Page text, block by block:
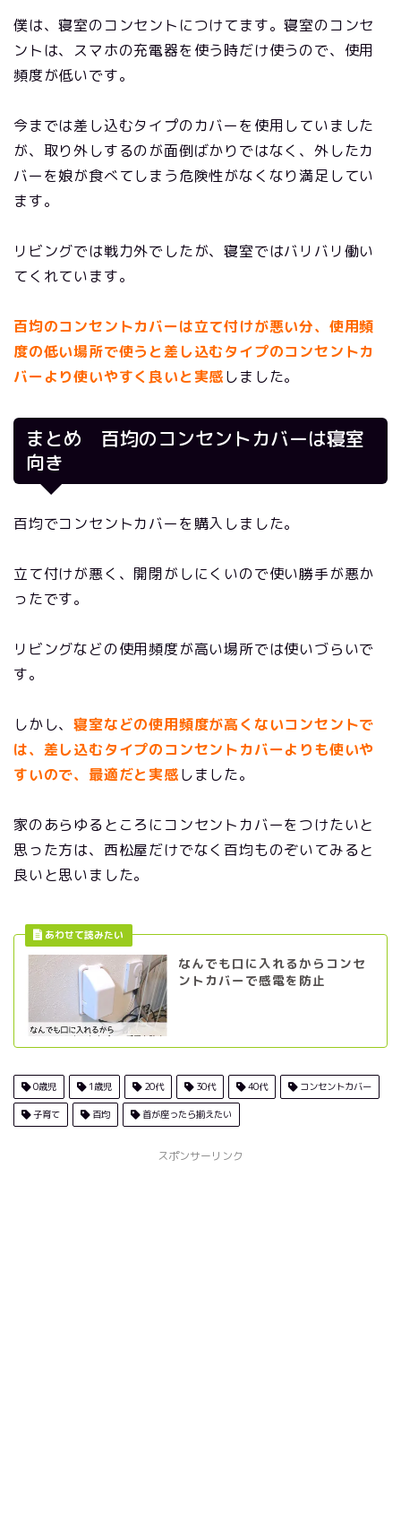
僕は、寝室のコンセントにつけてます。寝室のコンセ
ントは、スマホの充電器を使う時だけ使うので、使用
頻度が低いです。
今までは差し込むタイプのカバーを使用していました
が、取り外しするのが面倒ばかりではなく、外したカ
バーを娘が食べてしまう危険性がなくなり満足してい
ます。
リビングでは戦力外でしたが、寝室ではバリバリ働い
てくれています。
百均のコンセントカバーは立て付けが悪い分、使用頻
度の低い場所で使うと差し込むタイプのコンセントカ
バーより使いやすく良いと実感しました。
まとめ 百均のコンセントカバーは寝室
向き
百均でコンセントカバーを購入しました。
立て付けが悪く、開閉がしにくいので使い勝手が悪か
ったです。
リビングなどの使用頻度が高い場所では使いづらいで
す。
しかし、寝室などの使用頻度が高くないコンセントで
は、差し込むタイプのコンセントカバーよりも使いや
すいので、最適だと実感しました。
家のあらゆるところにコンセントカバーをつけたいと
思った方は、西松屋だけでなく百均ものぞいてみると
良いと思いました。
なんでも口に入れるからコンセ
ントカバーで感電を防止
0歳児 1歳児 20代 30代 40代 コンセントカバー
子育て 百均 首が座ったら揃えたい
スポンサーリンク